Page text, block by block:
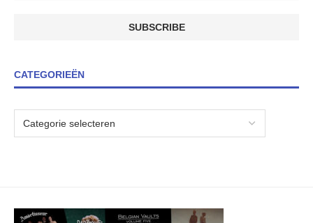
CATEGORIEËN